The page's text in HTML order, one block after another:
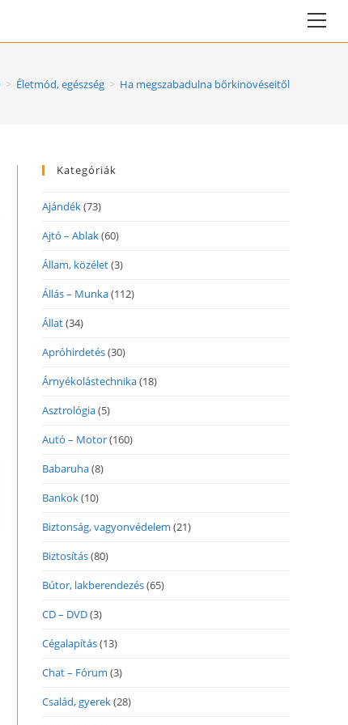
> Életmód, egészség > Ha megszabadulna bőrkinövéseitől
Kategóriák
Ajándék(73)
Ajtó – Ablak(60)
Állam, közélet(3)
Állás – Munka(112)
Állat(34)
Apróhirdetés(30)
Árnyékolástechnika(18)
Asztrológia(5)
Autó – Motor(160)
Babaruha(8)
Bankok(10)
Biztonság, vagyonvédelem (21)
Biztosítás(80)
Bútor, lakberendezés(65)
CD – DVD(3)
Cégalapítás(13)
Chat – Fórum (3)
Család, gyerek(28)